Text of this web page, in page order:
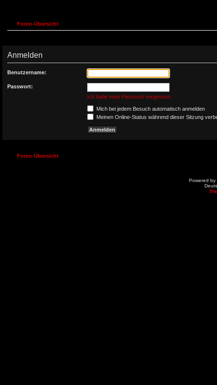
Foren-Übersicht
Anmelden
Benutzername:
Passwort:
Ich habe mein Passwort vergessen
Mich bei jedem Besuch automatisch anmelden
Meinen Online-Status während dieser Sitzung
Foren-Übersicht
Powered by